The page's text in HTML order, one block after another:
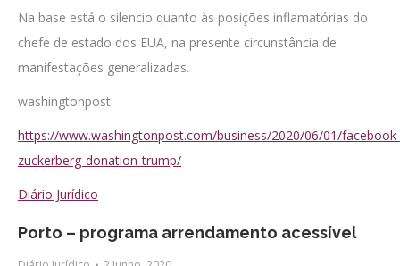
Na base está o silencio quanto às posições inflamatórias do
chefe de estado dos EUA, na presente circunstância de
manifestações generalizadas.
washingtonpost:
https://www.washingtonpost.com/business/2020/06/01/facebook-
zuckerberg-donation-trump/
Diário Jurídico
Porto – programa arrendamento acessível